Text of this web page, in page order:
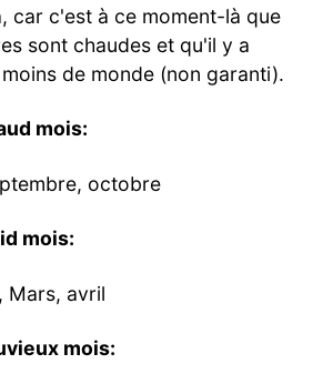
car c'est à ce moment-là que
sont chaudes et qu'il y a
de monde (non garanti).
mois:
octobre
mois:
Mars, avril
mois: